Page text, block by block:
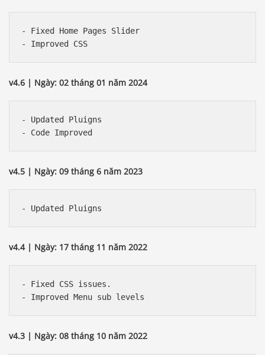
- Fixed Home Pages Slider
v4.6 | Ngày: 02 tháng 01 năm 2024
- Updated Pluigns
v4.5 | Ngày: 09 tháng 6 năm 2023
v4.4 | Ngày: 17 tháng 11 năm 2022
- Fixed CSS issues.
v4.3 | Ngày: 08 tháng 10 năm 2022